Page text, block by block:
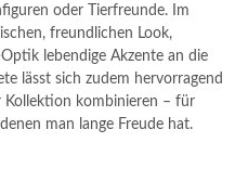
oder Tierfreunde. Im
freundlichen Look,
lebendige Akzente an die
lässt sich zudem hervorragend
Kollektion kombinieren – für
man lange Freude hat.